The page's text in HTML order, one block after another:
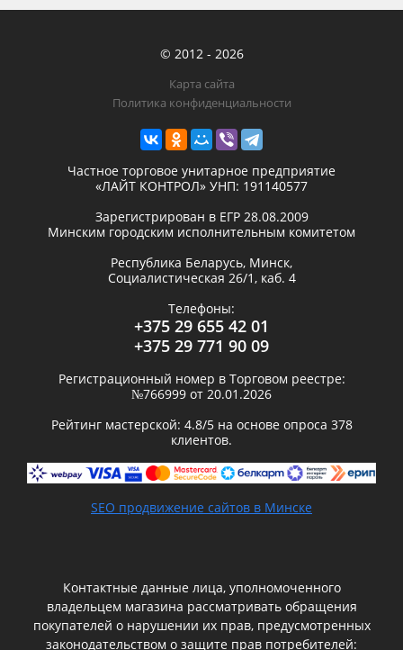
© 2012 - 2026
Карта сайта
Политика конфиденциальности
Частное торговое унитарное предприятие
«ЛАЙТ КОНТРОЛ» УНП: 191140577
Зарегистрирован в ЕГР 28.08.2009
Минским городским исполнительным комитетом
Республика Беларусь, Минск,
Социалистическая 26/1, каб. 4
Телефоны:
+375 29 655 42 01
+375 29 771 90 09
Регистрационный номер в Торговом реестре:
№766999 от 20.01.2026
Рейтинг мастерской: 4.8/5 на основе опроса 378
клиентов.
SEO продвижение сайтов в Минске
Контактные данные лица, уполномоченного
владельцем магазина рассматривать обращения
покупателей о нарушении их прав, предусмотренных
законодательством о защите прав потребителей: